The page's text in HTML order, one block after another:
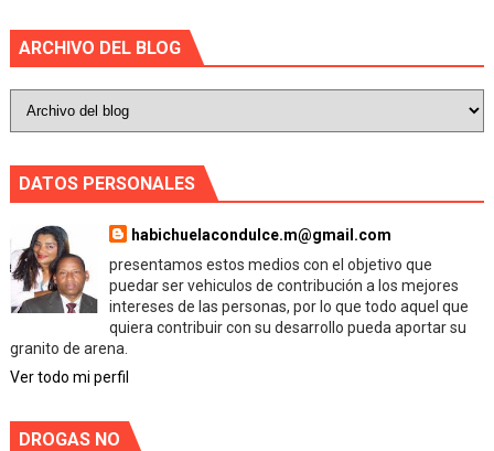
ARCHIVO DEL BLOG
DATOS PERSONALES
habichuelacondulce.m@gmail.com
presentamos estos medios con el objetivo que
puedar ser vehiculos de contribución a los mejores
intereses de las personas, por lo que todo aquel que
quiera contribuir con su desarrollo pueda aportar su
granito de arena.
Ver todo mi perfil
DROGAS NO